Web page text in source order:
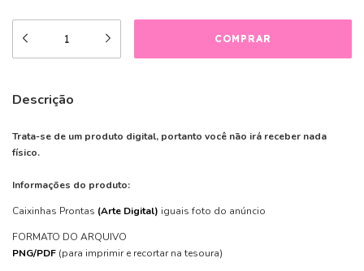
Descrição
Trata-se de um produto digital, portanto você não irá receber nada
físico.
Informações do produto:
Caixinhas Prontas (Arte Digital) iguais foto do anúncio
FORMATO DO ARQUIVO
PNG/PDF (para imprimir e recortar na tesoura)